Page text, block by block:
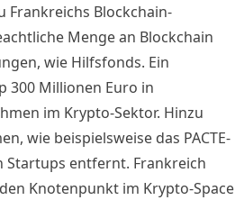
Frankreichs Blockchain-
Menge an Blockchain
wie Hilfsfonds. Ein
300 Millionen Euro in
im Krypto-Sektor. Hinzu
wie beispielsweise das PACTE-
Startups entfernt. Frankreich
Knotenpunkt im Krypto-Space